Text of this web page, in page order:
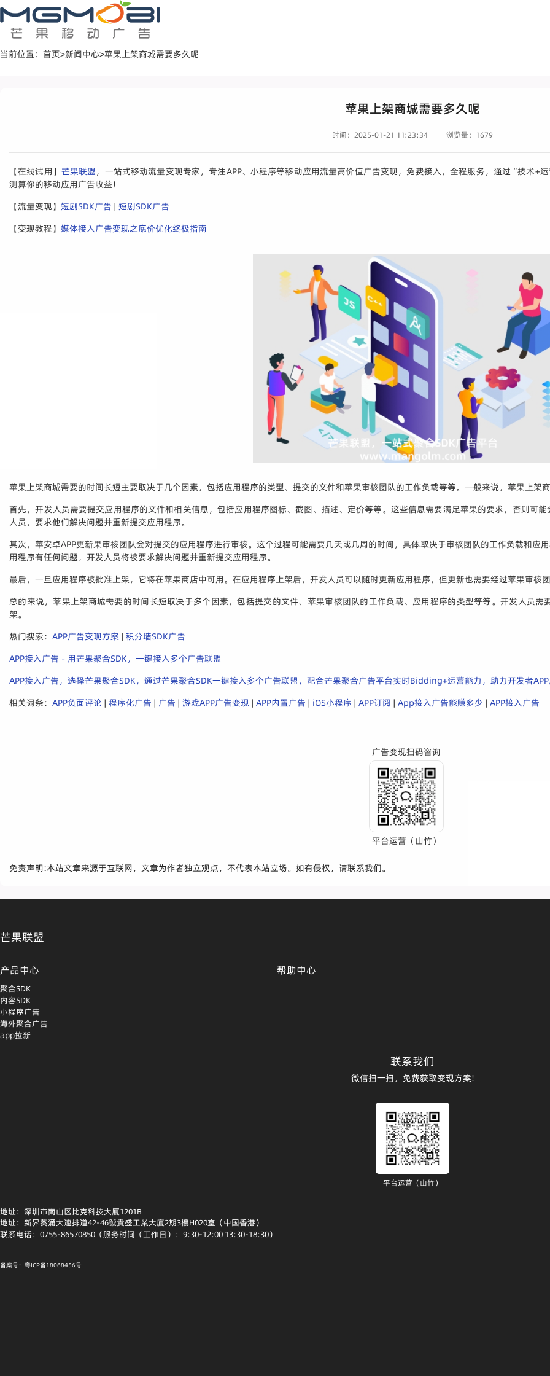
当前位置： 首页>新闻中心>苹果上架商城需要多久呢
苹果上架商城需要多久呢
时间：2025-01-21 11:23:34 浏览量：1679
【在线试用】 芒果联盟，一站式移动流量变现专家，专注APP、小程序等移动应用流量高价值广告变现，免费接入，全程服务，通过“技术+
测算你的移动应用广告收益！
【流量变现】 短剧SDK广告 | 短剧SDK广告
【变现教程】 媒体接入广告变现之底价优化终极指南
苹果上架商城需要的时间长短主要取决于几个因素，包括应用程序的类型、提交的文件和苹果审核团队的工作负载等等。一般来说，苹果上
首先，开发人员需要提交应用程序的文件和相关信息，包括应用程序图标、截图、描述、定价等等。这些信息需要满足苹果的要求，否则可
人员，要求他们解决问题并重新提交应用程序。
其次，苹安卓APP更新果审核团队会对提交的应用程序进行审核。这个过程可能需要几天或几周的时间，具体取决于审核团队的工作负载和应
用程序有任何问题，开发人员将被要求解决问题并重新提交应用程序。
最后，一旦应用程序被批准上架，它将在苹果商店中可用。在应用程序上架后，开发人员可以随时更新应用程序，但更新也需要经过苹果审核
总的来说，苹果上架商城需要的时间长短取决于多个因素，包括提交的文件、苹果审核团队的工作负载、应用程序的类型等等。开发人员
架。
热门搜索： APP广告变现方案 | 积分墙SDK广告
APP接入广告 - 用芒果聚合SDK，一键接入多个广告联盟
APP接入广告，选择芒果聚合SDK，通过芒果聚合SDK一键接入多个广告联盟，配合芒果聚合广告平台实时Bidding+运营能力，助力开发者
相关词条： APP负面评论 | 程序化广告 | 广告 | 游戏APP广告变现 | APP内置广告 | iOS小程序 | APP订阅 | App接入广告能赚多少 | APP接入广告
广告变现扫码咨询
平台运营（山竹）
免责声明:本站文章来源于互联网，文章为作者独立观点，不代表本站立场。如有侵权，请联系我们。
芒果联盟
产品中心
聚合SDK
内容SDK
小程序广告
海外聚合广告
app拉新
帮助中心
联系我们
微信扫一扫，免费获取变现方案!
平台运营（山竹）
地址：深圳市南山区比克科技大厦1201B
地址：新界葵涌大連排道42-46號貴盛工業大廈2期3樓H020室（中国香港）
联系电话：0755-86570850（服务时间（工作日）：9:30-12:00 13:30-18:30）
备案号：粤ICP备18068456号